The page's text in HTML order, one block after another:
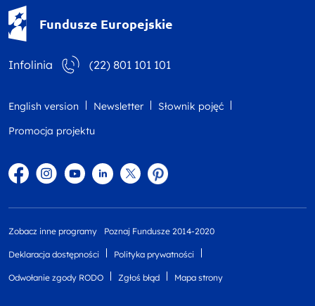
Fundusze Europejskie
Infolinia (22) 801 101 101
English version Newsletter
Słownik pojęć
Promocja projektu
FacebookInstagram
YouTubeLinkedintwitterPinterest
Zobacz inne programy Poznaj Fundusze 2014-2020
Deklaracja dostępności Polityka prywatności
Odwołanie zgody RODO Zgłoś błąd Mapa strony